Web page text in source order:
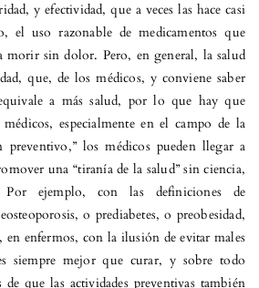
y efectividad, que a veces las hace casi
el uso razonable de medicamentos que
morir sin dolor. Pero, en general, la salud
que, de los médicos, y conviene saber
a más salud, por lo que hay que
especialmente en el campo de la
preventivo,” los médicos pueden llegar a
una “tiranía de la salud” sin ciencia,
ejemplo, con las definiciones de
o prediabetes, o preobesidad,
en enfermos, con la ilusión de evitar males
siempre mejor que curar, y sobre todo
de que las actividades preventivas también